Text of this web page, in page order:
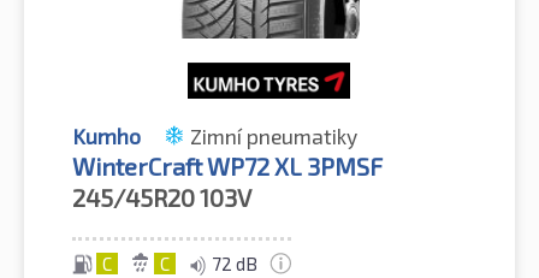
Kumho Zimní pneumatiky
WinterCraft WP72 XL 3PMSF
245/45R20103V
C C 72 dB